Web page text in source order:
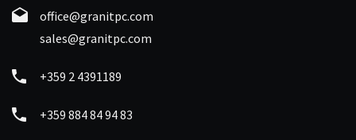
office@granitpc.com
sales@granitpc.com
+359 2 4391189
+359 884 84 94 83